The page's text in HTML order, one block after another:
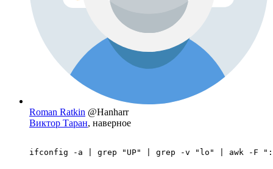
Roman Ratkin @Hanharr
Виктор Таран, наверное
ifconfig -a | grep "UP" | grep -v "lo" | awk -